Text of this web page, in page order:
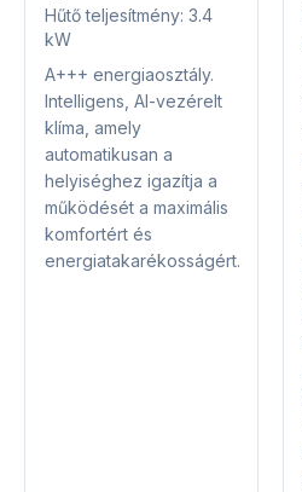
Hűtő teljesítmény: 3.4
kW
A+++ energiaosztály.
Intelligens, AI-vezérelt
klíma, amely
automatikusan a
helyiséghez igazítja a
működését a maximális
komfortért és
energiatakarékosságért.